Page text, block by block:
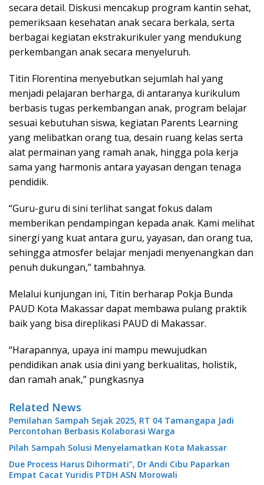
secara detail. Diskusi mencakup program kantin sehat,
pemeriksaan kesehatan anak secara berkala, serta
berbagai kegiatan ekstrakurikuler yang mendukung
perkembangan anak secara menyeluruh.
Titin Florentina menyebutkan sejumlah hal yang
menjadi pelajaran berharga, di antaranya kurikulum
berbasis tugas perkembangan anak, program belajar
sesuai kebutuhan siswa, kegiatan Parents Learning
yang melibatkan orang tua, desain ruang kelas serta
alat permainan yang ramah anak, hingga pola kerja
sama yang harmonis antara yayasan dengan tenaga
pendidik.
“Guru-guru di sini terlihat sangat fokus dalam
memberikan pendampingan kepada anak. Kami melihat
sinergi yang kuat antara guru, yayasan, dan orang tua,
sehingga atmosfer belajar menjadi menyenangkan dan
penuh dukungan,” tambahnya.
Melalui kunjungan ini, Titin berharap Pokja Bunda
PAUD Kota Makassar dapat membawa pulang praktik
baik yang bisa direplikasi PAUD di Makassar.
“Harapannya, upaya ini mampu mewujudkan
pendidikan anak usia dini yang berkualitas, holistik,
dan ramah anak,” pungkasnya
Related News
Pemilahan Sampah Sejak 2025, RT 04 Tamangapa Jadi
Percontohan Berbasis Kolaborasi Warga
Pilah Sampah Solusi Menyelamatkan Kota Makassar
Due Process Harus Dihormati”, Dr Andi Cibu Paparkan
Empat Cacat Yuridis PTDH ASN Morowali